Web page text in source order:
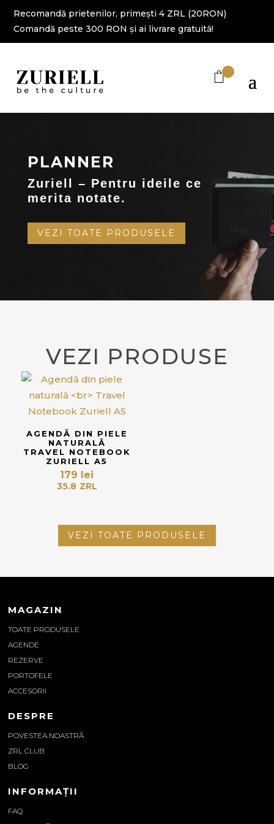
Recomandă prietenilor, primești 4 ZRL (20RON)
Comandă peste 300 RON și ai livrare gratuită!
PLANNER
Zuriell – Pentru ideile ce
merita notate.
VEZI TOATE PRODUSELE
VEZI PRODUSE
AGENDĂ DIN PIELE
NATURALĂ
TRAVEL NOTEBOOK
ZURIELL A5
179 lei
35.8 ZRL
VEZI TOATE PRODUSELE
MAGAZIN
TOATE PRODUSELE
AGENDE
REZERVE
PORTOFELE
ACCESORII
DESPRE
POVESTEA NOASTRĂ
ZRL CLUB
BLOG
INFORMAȚII
FAQ